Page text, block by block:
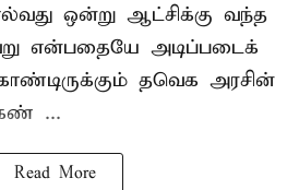
ஒன்று ஆட்சிக்கு வந்த
என்பதையே அடிப்படைக்
தவெக அரசின்
...
Read More